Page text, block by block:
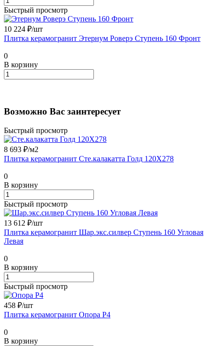
Быстрый просмотр
10 224 ₽/шт
Плитка керамогранит Этернум Роверэ Ступень 160 Фронт
0
В корзину
Возможно Вас заинтересует
Быстрый просмотр
8 693 ₽/м2
Плитка керамогранит Сте.калакатта Голд 120X278
0
В корзину
Быстрый просмотр
13 612 ₽/шт
Плитка керамогранит Шар.экс.силвер Ступень 160 Угловая
Левая
0
В корзину
Быстрый просмотр
458 ₽/шт
Плитка керамогранит Опора Р4
0
В корзину